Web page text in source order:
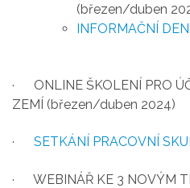
(březen/duben
INFORMAČNÍ
· ONLINE ŠKOLENÍ PRO
ZEMÍ (březen/duben 2024)
· SETKÁNÍ PRACOVNÍ
· WEBINÁŘ KE 3 NOVÝM